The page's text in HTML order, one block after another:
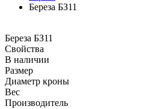
Береза БЗ11
Береза БЗ11
Свойства
В наличии
Размер
Диаметр кроны
Вес
Производитель